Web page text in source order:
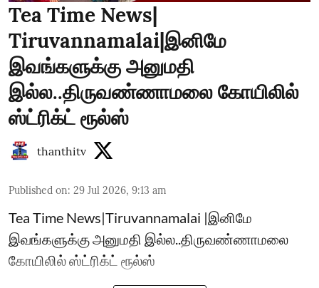
Tea Time News|
Tiruvannamalai|இனிமே
இவங்களுக்கு அனுமதி
இல்ல..திருவண்ணாமலை கோயிலில்
ஸ்ட்ரிக்ட் ரூல்ஸ்
thanthitv
Published on: 29 Jul 2026, 9:13 am
Tea Time News|Tiruvannamalai |இனிமே
இவங்களுக்கு அனுமதி இல்ல..திருவண்ணாமலை
கோயிலில் ஸ்ட்ரிக்ட் ரூல்ஸ்